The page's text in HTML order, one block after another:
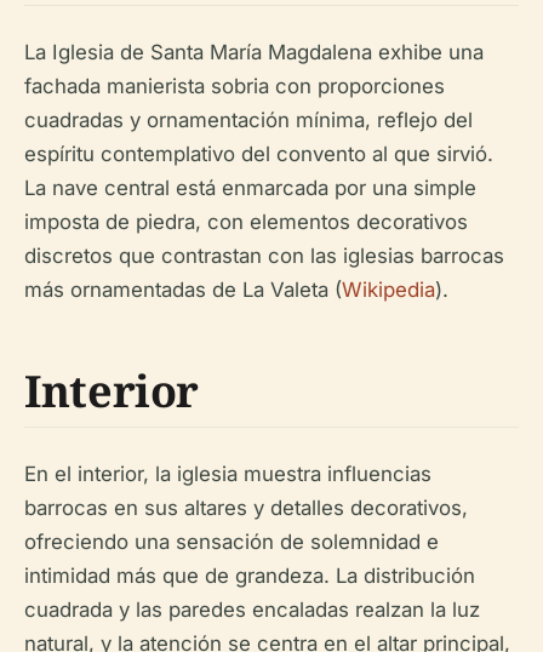
La Iglesia de Santa María Magdalena exhibe una
fachada manierista sobria con proporciones
cuadradas y ornamentación mínima, reflejo del
espíritu contemplativo del convento al que sirvió.
La nave central está enmarcada por una simple
imposta de piedra, con elementos decorativos
discretos que contrastan con las iglesias barrocas
más ornamentadas de La Valeta (Wikipedia).
Interior
En el interior, la iglesia muestra influencias
barrocas en sus altares y detalles decorativos,
ofreciendo una sensación de solemnidad e
intimidad más que de grandeza. La distribución
cuadrada y las paredes encaladas realzan la luz
natural, y la atención se centra en el altar principal,